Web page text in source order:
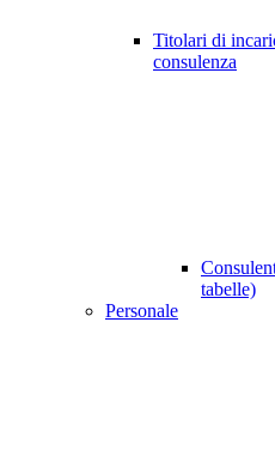
Titolari di
consulenza
tabelle)
Personale